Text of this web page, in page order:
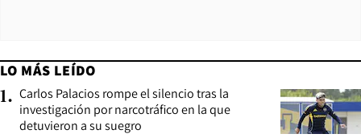
LO MÁS LEÍDO
1. Carlos Palacios rompe el silencio tras la
investigación por narcotráfico en la que
detuvieron a su suegro